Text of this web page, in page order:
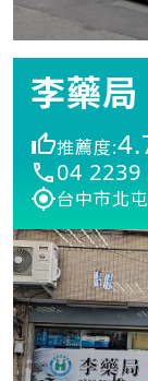
李藥局
推薦度:
04 2239
台中市北